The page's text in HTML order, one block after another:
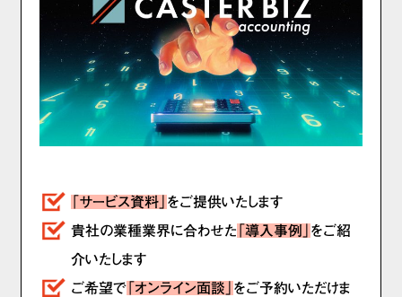
「サービス資料」 をご提供いたします
貴社の業種業界に合わせた 「導入事例」 をご紹
介いたします
ご希望で 「オンライン面談」 をご予約いただけま